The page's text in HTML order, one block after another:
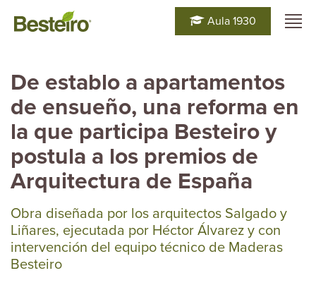
Aula 1930
De establo a apartamentos
de ensueño, una reforma en
la que participa Besteiro y
postula a los premios de
Arquitectura de España
Obra diseñada por los arquitectos Salgado y
Liñares, ejecutada por Héctor Álvarez y con
intervención del equipo técnico de Maderas
Besteiro